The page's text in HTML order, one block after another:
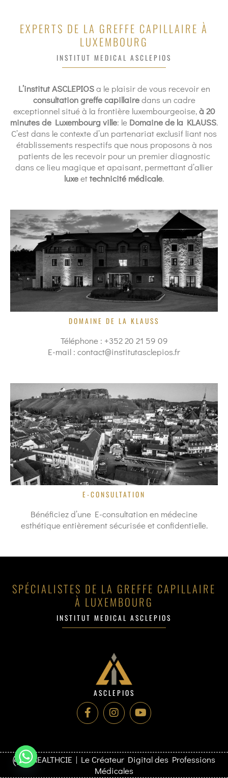
EXPERTS DE LA GREFFE CAPILLAIRE À
LUXEMBOURG
INSTITUT MEDICAL ASCLEPIOS
L’institut ASCLEPIOSa le plaisir de vous recevoir en
consultation greffe capillairedans un cadre
exceptionnel situé à la frontière luxembourgeoise,à 20
minutes de Luxembourg ville: le Domaine de la KLAUSS.
C’est dans le contexte d’un partenariat exclusif liant nos
établissements respectifs que nous proposons à nos
patients de les recevoir pour un premier diagnostic
dans ce lieu magique et apaisant, permettant d’allier
luxeettechnicité médicale.
DOMAINE DE LA KLAUSS
Téléphone : +352 20 21 59 09
E-mail : contact@institutasclepios.fr
E-CONSULTATION
Bénéficiez d’une E-consultation en médecine
esthétique entièrement sécurisée et confidentielle.
SPÉCIALISTES DE LA GREFFE CAPILLAIRE
À LUXEMBOURG
INSTITUT MEDICAL ASCLEPIOS
ASCLEPIOS
HEALTHCIE | Le Créateur Digital des Professions
Médicales